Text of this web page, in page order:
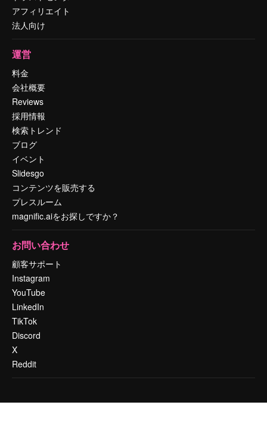
アフィリエイト
法人向け
運営
料金
会社概要
Reviews
採用情報
検索トレンド
ブログ
イベント
Slidesgo
コンテンツを販売する
プレスルーム
magnific.aiをお探しですか？
お問い合わせ
顧客サポート
Instagram
YouTube
LinkedIn
TikTok
Discord
X
Reddit